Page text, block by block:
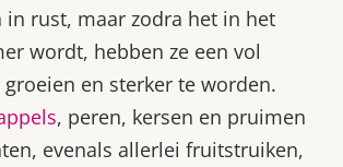
in rust, maar zodra het in het
wordt, hebben ze een vol
en sterker te worden.
, peren, kersen en pruimen
evenals allerlei fruitstruiken,